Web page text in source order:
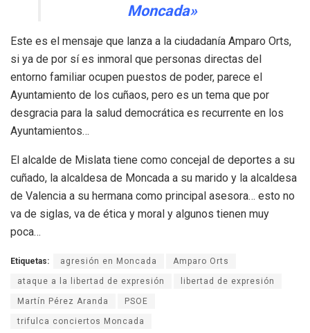
Moncada»
Este es el mensaje que lanza a la ciudadanía Amparo Orts,
si ya de por sí es inmoral que personas directas del
entorno familiar ocupen puestos de poder, parece el
Ayuntamiento de los cuñaos, pero es un tema que por
desgracia para la salud democrática es recurrente en los
Ayuntamientos…
El alcalde de Mislata tiene como concejal de deportes a su
cuñado, la alcaldesa de Moncada a su marido y la alcaldesa
de Valencia a su hermana como principal asesora… esto no
va de siglas, va de ética y moral y algunos tienen muy
poca…
Etiquetas: agresión en Moncada Amparo Orts
ataque a la libertad de expresión libertad de expresión
Martín Pérez Aranda PSOE
trifulca conciertos Moncada